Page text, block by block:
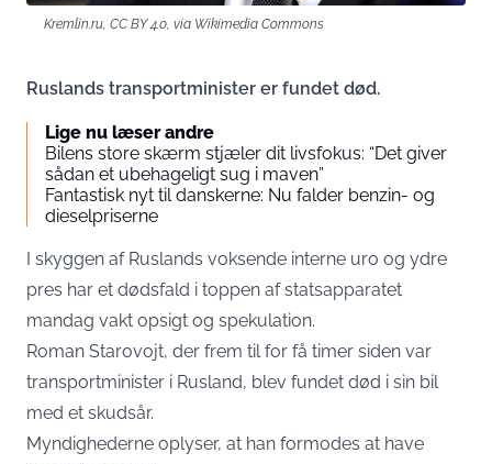
Kremlin.ru, CC BY 4.0, via Wikimedia Commons
Ruslands transportminister er fundet død.
Lige nu læser andre
Bilens store skærm stjæler dit livsfokus: “Det giver
sådan et ubehageligt sug i maven”
Fantastisk nyt til danskerne: Nu falder benzin- og
dieselpriserne
I skyggen af Ruslands voksende interne uro og ydre
pres har et dødsfald i toppen af statsapparatet
mandag vakt opsigt og spekulation.
Roman Starovojt, der frem til for få timer siden var
transportminister i Rusland, blev fundet død i sin bil
med et skudsår.
Myndighederne oplyser, at han formodes at have